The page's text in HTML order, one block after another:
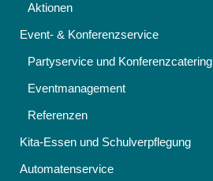
Aktionen
Event- & Konferenzservice
Partyservice und Konferenzcatering
Eventmanagement
Referenzen
Kita-Essen und Schulverpflegung
Automatenservice